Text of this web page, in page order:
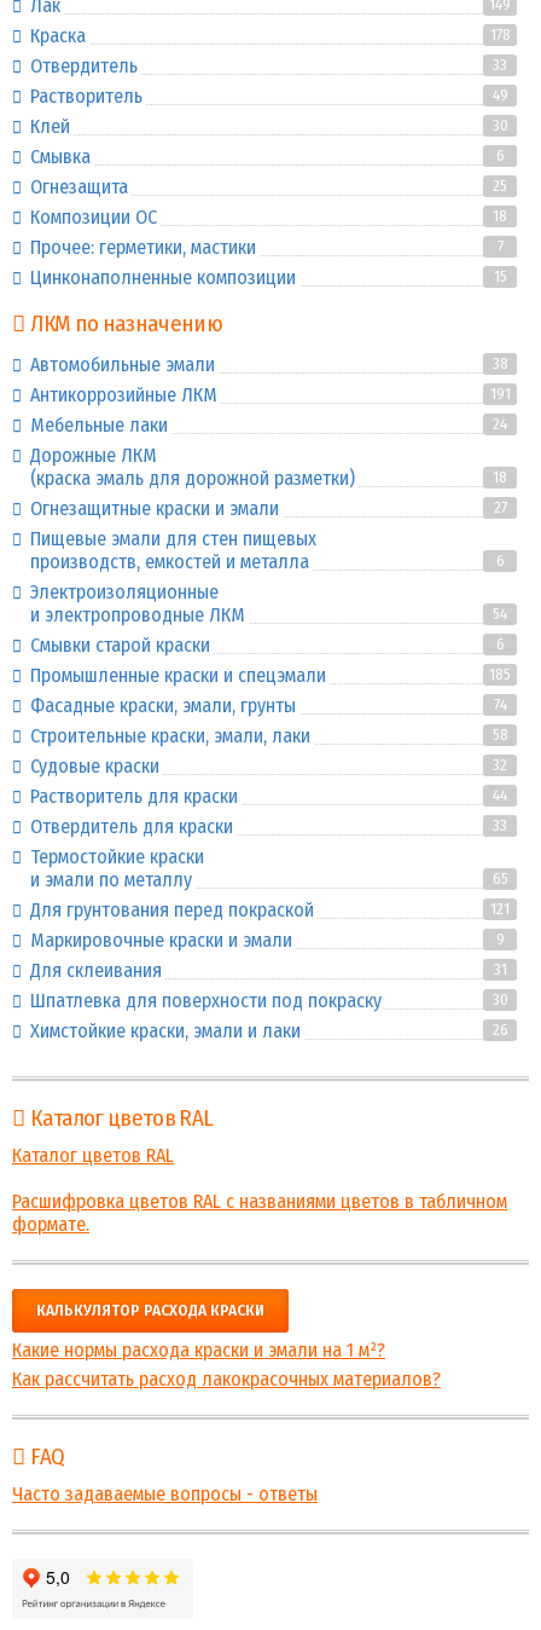
Лак 149
Краска 178
Отвердитель 33
Растворитель 49
Клей 30
Смывка 6
Огнезащита 25
Композиции ОС 18
Прочее: герметики, мастики 7
Цинконаполненные композиции 15
ЛКМ по назначению
Автомобильные эмали 38
Антикоррозийные ЛКМ 191
Мебельные лаки 24
Дорожные ЛКМ
(краска эмаль для дорожной разметки)
18
Огнезащитные краски и эмали 27
Пищевые эмали для стен пищевых
производств, емкостей и металла
6
Электроизоляционные
и электропроводные ЛКМ
54
Смывки старой краски 6
Промышленные краски и спецэмали 185
Фасадные краски, эмали, грунты 74
Строительные краски, эмали, лаки 58
Судовые краски 32
Растворитель для краски 44
Отвердитель для краски 33
Термостойкие краски
и эмали по металлу
65
Для грунтования перед покраской 121
Маркировочные краски и эмали 9
Для склеивания 31
Шпатлевка для поверхности под покраску 30
Химстойкие краски, эмали и лаки 26
Каталог цветов RAL
Каталог цветов RAL
Расшифровка цветов RAL с названиями цветов в табличном
формате.
КАЛЬКУЛЯТОР РАСХОДА КРАСКИ
Какие нормы расхода краски и эмали на 1 м²?
Как рассчитать расход лакокрасочных материалов?
FAQ
Часто задаваемые вопросы - ответы